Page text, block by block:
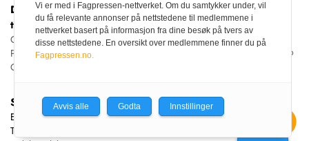
Den norske
tannlegeforenings Tidende
Christiania Torv 5, 0158 Oslo
Postboks 2073 Vika, 0125
OSLO
Kontakt oss
Tlf:22 54 74 00
E-post:
tidende@tannlegeforeningen.no
Sjefredaktør
Ellen Beate Dyvi
Tidende redigeres etter
Vi er med i Fagpressen-nettverket. Om du samtykker under, vil
du få relevante annonser på nettstedene til medlemmene i
nettverket basert på informasjon fra dine besøk på tvers av
disse nettstedene. En oversikt over medlemmene finner du på
Fagpressen.no.
Avvis alle Godta Innstillinger